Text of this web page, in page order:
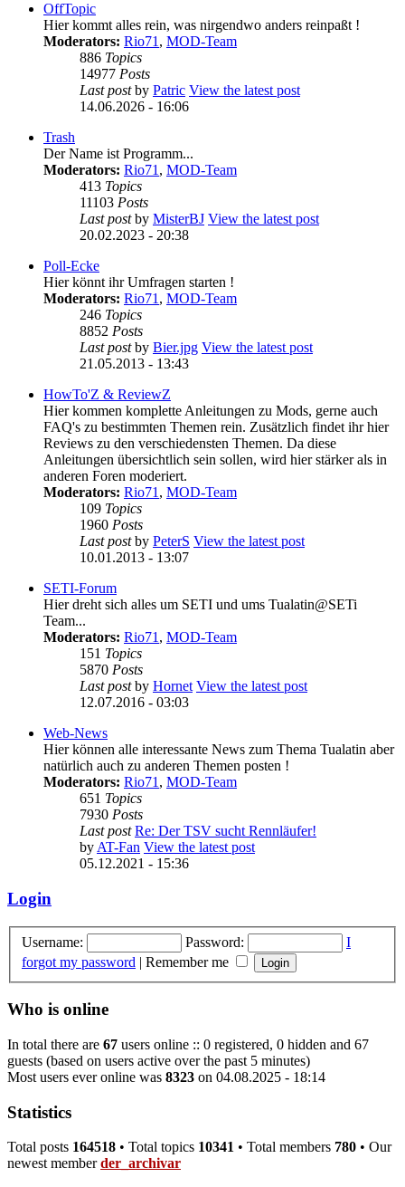
OffTopic
Hier kommt alles rein, was nirgendwo anders reinpaßt !
Moderators: Rio71, MOD-Team
886 Topics
14977 Posts
Last postby Patric View the latest post
14.06.2026 - 16:06
Trash
Der Name ist Programm...
Moderators: Rio71, MOD-Team
413 Topics
11103 Posts
Last postby MisterBJ View the latest post
20.02.2023 - 20:38
Poll-Ecke
Hier könnt ihr Umfragen starten !
Moderators: Rio71, MOD-Team
246 Topics
8852 Posts
Last postby Bier.jpg View the latest post
21.05.2013 - 13:43
HowTo'Z & ReviewZ
Hier kommen komplette Anleitungen zu Mods, gerne auch
FAQ's zu bestimmten Themen rein. Zusätzlich findet ihr hier
Reviews zu den verschiedensten Themen. Da diese
Anleitungen übersichtlich sein sollen, wird hier stärker als in
anderen Foren moderiert.
Moderators: Rio71, MOD-Team
109 Topics
1960 Posts
Last postby PeterS View the latest post
10.01.2013 - 13:07
SETI-Forum
Hier dreht sich alles um SETI und ums Tualatin@SETi
Team...
Moderators: Rio71, MOD-Team
151 Topics
5870 Posts
Last postby Hornet View the latest post
12.07.2016 - 03:03
Web-News
Hier können alle interessante News zum Thema Tualatin aber
natürlich auch zu anderen Themen posten !
Moderators: Rio71, MOD-Team
651 Topics
7930 Posts
Last post Re: Der TSV sucht Rennläufer!
byAT-Fan View the latest post
05.12.2021 - 15:36
Login
Username: Password:
I
forgot my password | Remember me
Who is online
In total there are 67 users online :: 0 registered, 0 hidden and 67
guests (based on users active over the past 5 minutes)
Most users ever online was 8323 on 04.08.2025 - 18:14
Statistics
Total posts 164518 • Total topics 10341 • Total members 780 • Our
newest memberder_archivar